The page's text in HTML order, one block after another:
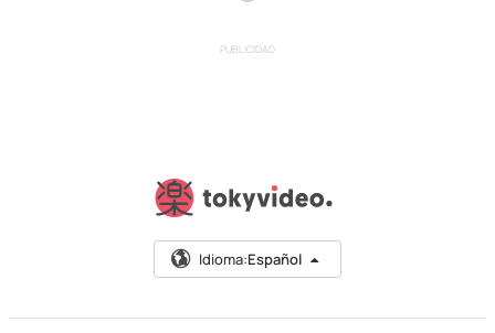
PUBLICIDAD
Idioma:Español